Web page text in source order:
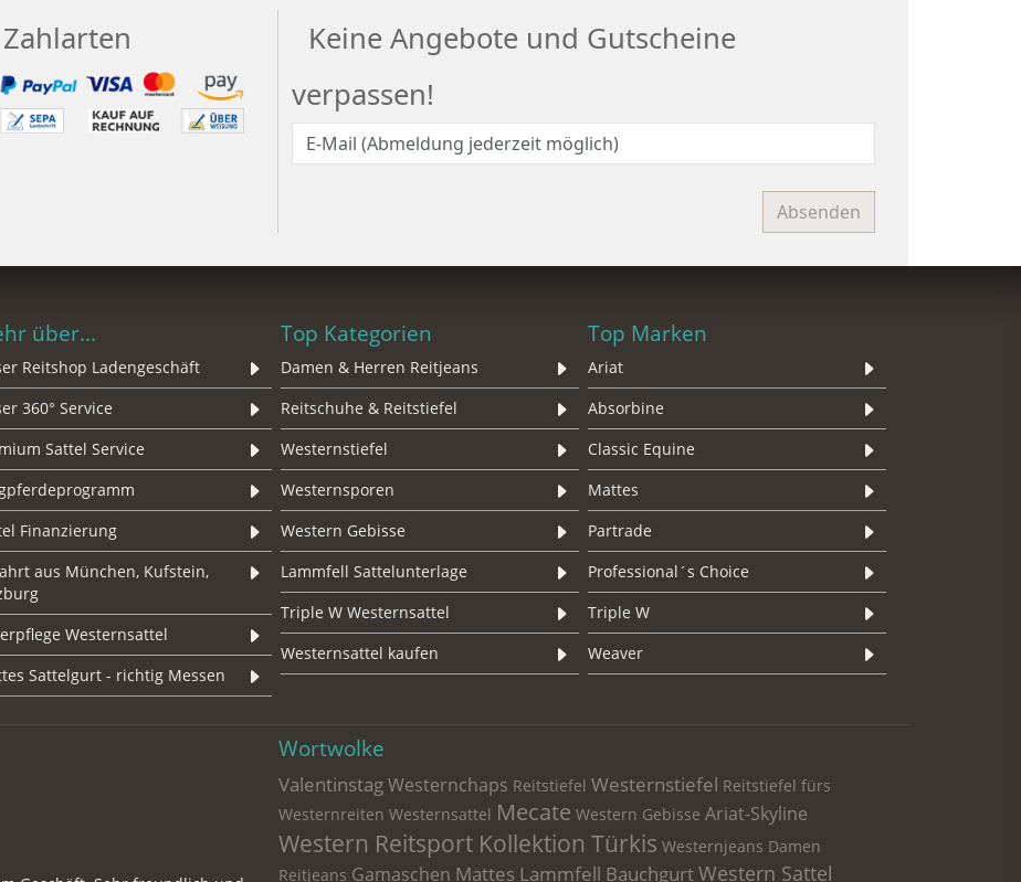
Zahlarten
Keine Angebote und Gutscheine
verpassen!
über...
Reitshop Ladengeschäft
360° Service
Sattel Service
Finanzierung
aus München, Kufstein,
Westernsattel
Sattelgurt - richtig Messen
Top Kategorien
Damen & Herren Reitjeans
Reitschuhe & Reitstiefel
Westernstiefel
Westernsporen
Western Gebisse
Lammfell Sattelunterlage
Triple W Westernsattel
Westernsattel kaufen
Top Marken
Ariat
Absorbine
Classic Equine
Mattes
Partrade
Professional´s Choice
Triple W
Weaver
Wortwolke
ValentinstagWesternchaps Reitstiefel Westernstiefel Reitstiefel fürs
Westernreiten Westernsattel Mecate Western Gebisse Ariat-Skyline
Western Reitsport Kollektion Türkis Westernjeans Damen
Reitjeans Gamaschen Mattes Lammfell BauchgurtWestern Sattel